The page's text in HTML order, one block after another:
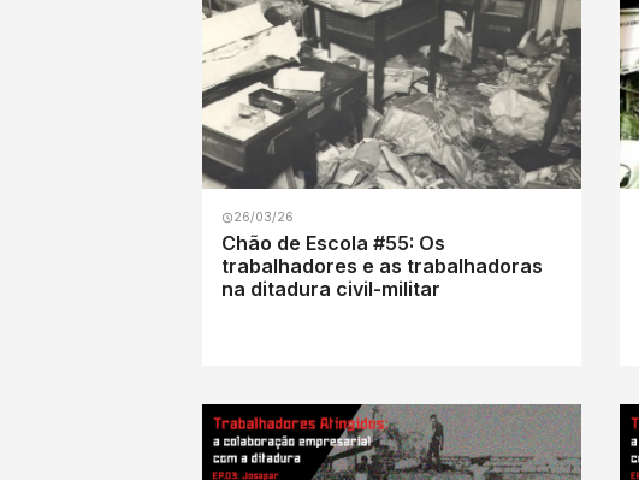
26/03/26
Chão de Escola #55: Os
trabalhadores e as trabalhadoras
na ditadura civil-militar